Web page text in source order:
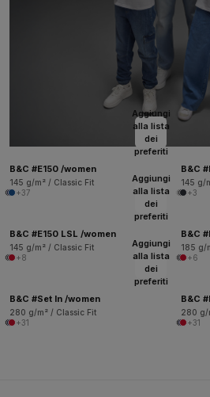
Aggiungi
alla lista
dei
preferiti
B&C #E150 /women
145 g/m² / Classic Fit
+37
B&C
145 g/
+3
Aggiungi
alla lista
dei
preferiti
B&C #E150 LSL /women
145 g/m² / Classic Fit
+8
B&C
185 g/
+6
Aggiungi
alla lista
dei
preferiti
B&C #Set In /women
280 g/m² / Classic Fit
+31
B&C
280 g/
+31